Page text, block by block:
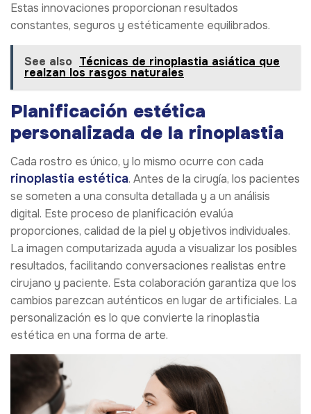
Estas innovaciones proporcionan resultados
constantes, seguros y estéticamente equilibrados.
See also Técnicas de rinoplastia asiática que
realzan los rasgos naturales
Planificación estética
personalizada de la rinoplastia
Cada rostro es único, y lo mismo ocurre con cada
rinoplastia estética. Antes de la cirugía, los pacientes
se someten a una consulta detallada y a un análisis
digital. Este proceso de planificación evalúa
proporciones, calidad de la piel y objetivos individuales.
La imagen computarizada ayuda a visualizar los posibles
resultados, facilitando conversaciones realistas entre
cirujano y paciente. Esta colaboración garantiza que los
cambios parezcan auténticos en lugar de artificiales. La
personalización es lo que convierte la rinoplastia
estética en una forma de arte.